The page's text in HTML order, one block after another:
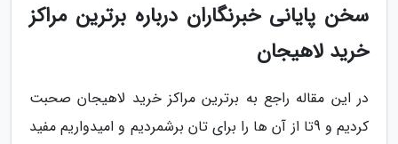
سخن پایانی خبرنگاران درباره برترین مراکز
خرید لاهیجان
در این مقاله راجع به برترین مراکز خرید لاهیجان صحبت
کردیم و 9تا از آن ها را برای تان برشمردیم و امیدواریم مفید